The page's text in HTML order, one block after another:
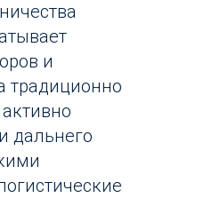
и
традиционно
дальнего